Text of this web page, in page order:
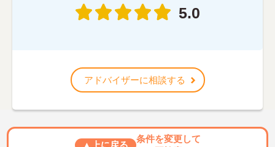
5.0
アドバイザーに相談する
条件を変更して